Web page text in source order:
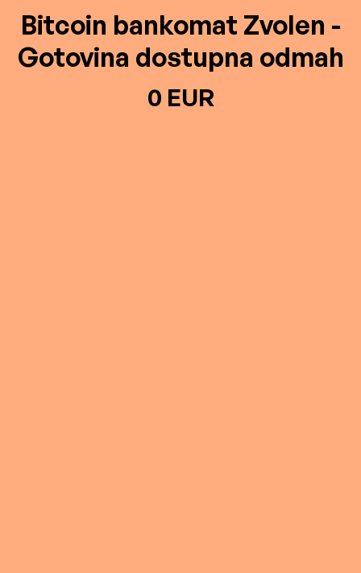
Bitcoin bankomat Zvolen -
Gotovina dostupna odmah
0 EUR